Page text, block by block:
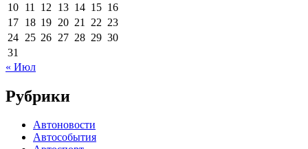
10 11 12 13 14 15 16
17 18 19 20 21 22 23
24 25 26 27 28 29 30
31
« Июл
Рубрики
Автоновости
Автособытия